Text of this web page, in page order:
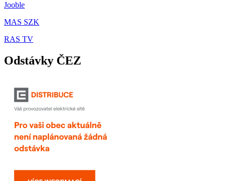
Jooble
MAS SZK
RAS TV
Odstávky ČEZ